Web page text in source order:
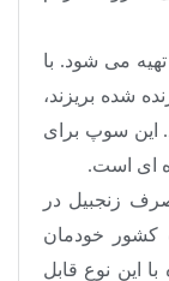
می شود. با
شده بریزند،
این سوپ برای
ای است.
زنجبیل در
کشور خودمان
این نوع قابل